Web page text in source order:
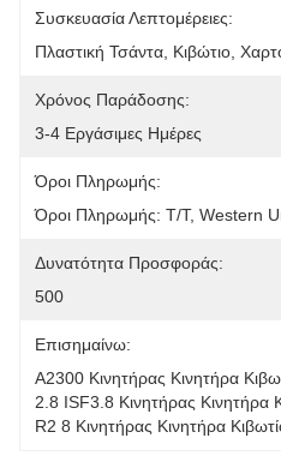
Συσκευασία Λεπτομέρειες:
Πλαστική Τσάντα, Κιβώτιο,
Χρόνος Παράδοσης:
3-4 Εργάσιμες Ημέρες
Όροι Πληρωμής:
Όροι Πληρωμής: T/T, Western
Δυνατότητα Προσφοράς:
500
Επισημαίνω:
Α2300 Κινητήρας Κινητήρα
2.8 ISF3.8 Κινητήρας Κινητήρα
R2 8 Κινητήρας Κινητήρα